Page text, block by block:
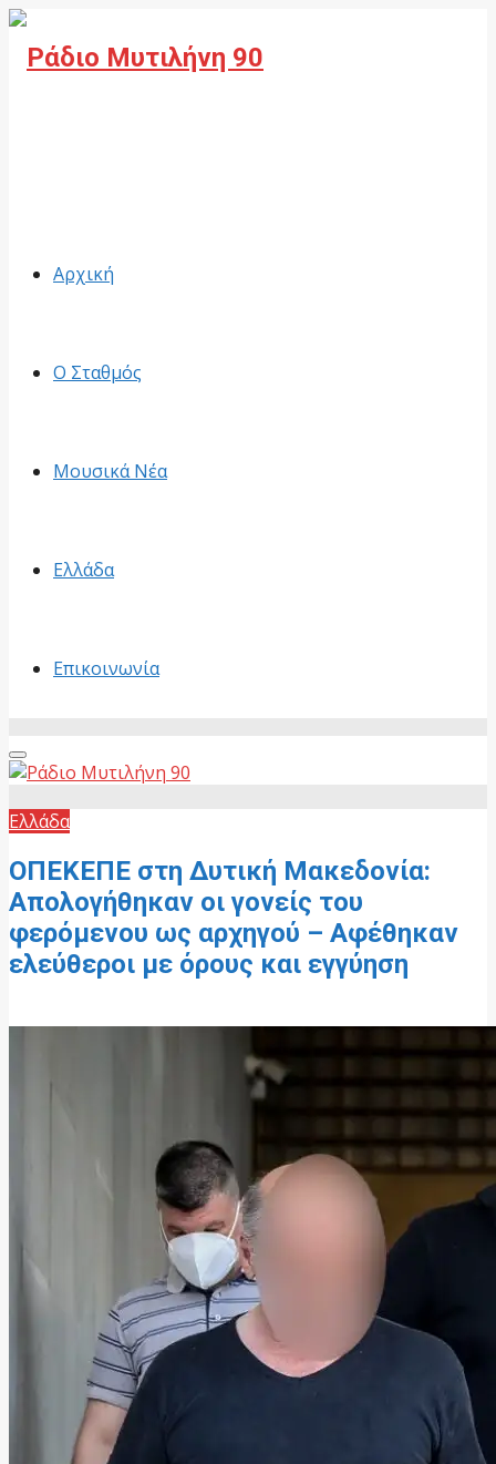
Αρχική
Ο Σταθμός
Μουσικά Νέα
Ελλάδα
Επικοινωνία
Primary
Menu
Ελλάδα
ΟΠΕΚΕΠΕ στη Δυτική Μακεδονία:
Απολογήθηκαν οι γονείς του
φερόμενου ως αρχηγού – Αφέθηκαν
ελεύθεροι με όρους και εγγύηση